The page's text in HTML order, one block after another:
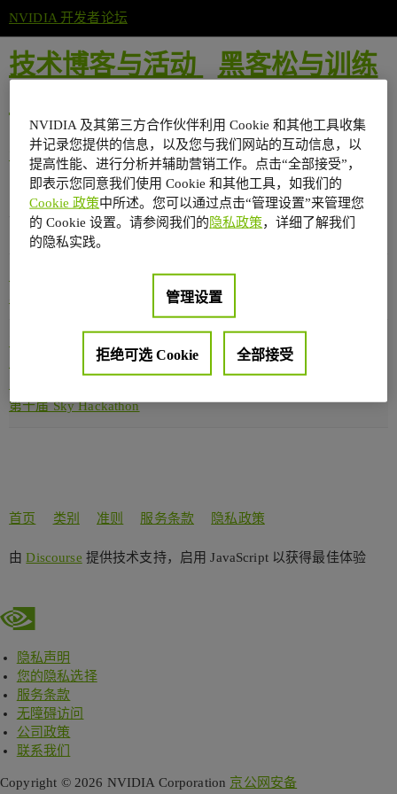
NVIDIA 开发者论坛
技术博客与活动
黑客松与训练
第十届 Sky Hackathon
话题 回复
浏
览
活动
启: 基于RAG技术创新构建智能
第十届 Sky Hackathon
0
首页 类别 准则 服务条款 隐私政策
由Discourse 提供技术支持，启用 JavaScript 以获得最佳体验
隐私声明
您的隐私选择
服务条款
无障碍访问
公司政策
联系我们
Copyright © 2026 NVIDIA Corporation 京公网安备
NVIDIA 及其第三方合作伙伴利用 Cookie 和其他工具收集
并记录您提供的信息，以及您与我们网站的互动信息，以
提高性能、进行分析并辅助营销工作。点击“全部接受”，
即表示您同意我们使用 Cookie 和其他工具，如我们的
Cookie 政策中所述。您可以通过点击“管理设置”来管理您
的 Cookie 设置。请参阅我们的隐私政策，详细了解我们
的隐私实践。
管理设置
拒绝可选 Cookie 全部接受